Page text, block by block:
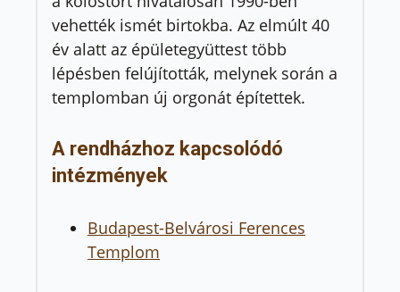
vehették ismét birtokba. Az elmúlt 40
év alatt az épületegyüttest több
lépésben felújították, melynek során a
templomban új orgonát építettek.
A rendházhoz kapcsolódó
intézmények
Budapest-Belvárosi Ferences
Templom